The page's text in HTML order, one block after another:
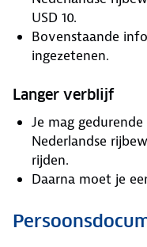
USD 10.
Bovenstaande
ingezetenen.
Langer verblijf
Je mag
Nederlandse
rijden.
Daarna moet je